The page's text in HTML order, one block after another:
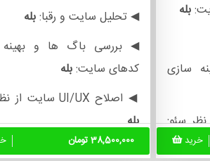
بله
سازی
خرید
◀ تحلیل سایت و رقبا:بله
◀ بررسی باگ ها و
کدهای سایت:بله
◀ اصلاح UI/UX سایت از نظر سئو:
بله
◀ تعیین استراتژی
38,500,000 تومان